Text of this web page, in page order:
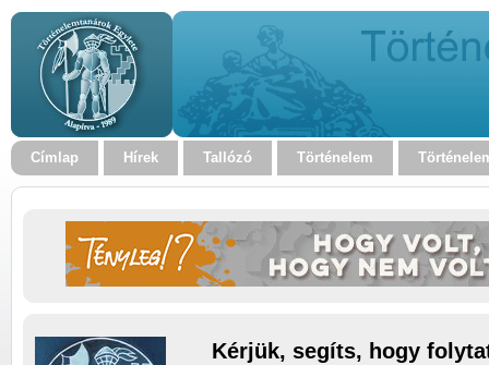
Címlap Hírek Tallózó Történelem
Kérjük, segíts, hogy